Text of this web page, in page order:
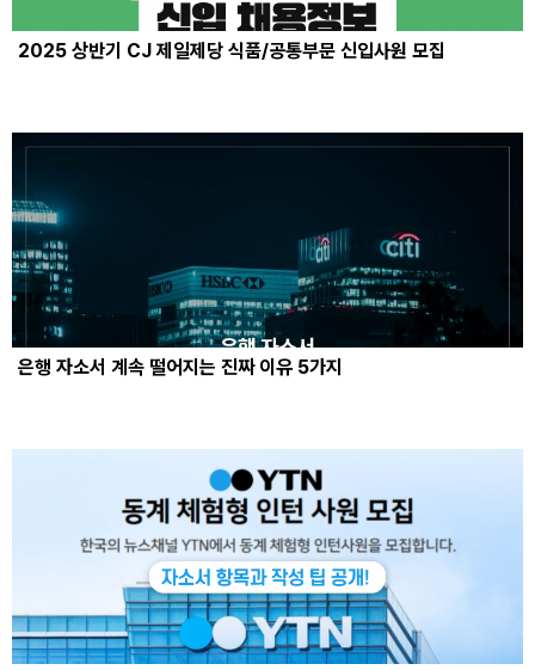
2025 상반기 CJ 제일제당 식품/공통부문 신입사원 모집
은행 자소서 계속 떨어지는 진짜 이유 5가지